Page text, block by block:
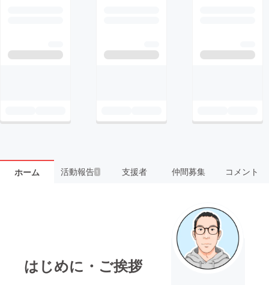
ホーム 活動報告1 支援者 仲間募集 コメント
はじめに・ご挨拶